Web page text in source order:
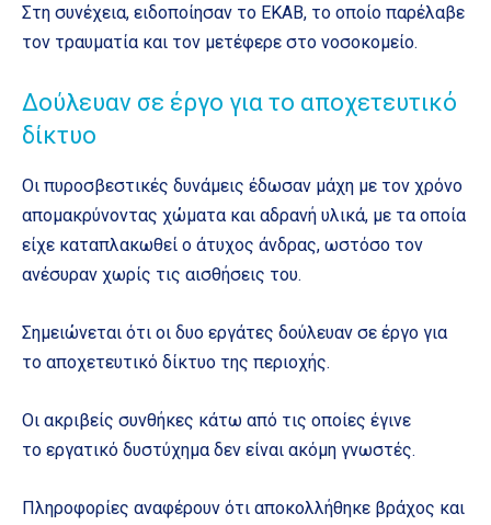
Στη συνέχεια, ειδοποίησαν το ΕΚΑΒ, το οποίο παρέλαβε
τον τραυματία και τον μετέφερε στο νοσοκομείο.
Δούλευαν σε έργο για το αποχετευτικό
δίκτυο
Οι πυροσβεστικές δυνάμεις έδωσαν μάχη με τον χρόνο
απομακρύνοντας χώματα και αδρανή υλικά, με τα οποία
είχε καταπλακωθεί ο άτυχος άνδρας, ωστόσο τον
ανέσυραν χωρίς τις αισθήσεις του.
Σημειώνεται ότι οι δυο εργάτες δούλευαν σε έργο για
το αποχετευτικό δίκτυο της περιοχής.
Οι ακριβείς συνθήκες κάτω από τις οποίες έγινε
το εργατικό δυστύχημα δεν είναι ακόμη γνωστές.
Πληροφορίες αναφέρουν ότι αποκολλήθηκε βράχος και